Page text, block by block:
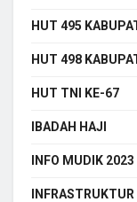
HUT 495
HUT 498
HUT TNI KE-67
IBADAH HAJI
INFO MUDIK 2023
INFRASTRUKTUR